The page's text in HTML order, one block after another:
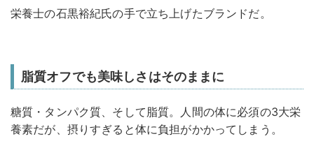
栄養士の石黒裕紀氏の手で立ち上げたブランドだ。
脂質オフでも美味しさはそのままに
糖質・タンパク質、そして脂質。人間の体に必須の3大栄
養素だが、摂りすぎると体に負担がかかってしまう。